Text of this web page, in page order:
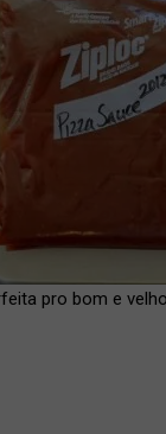
pro bom e velho